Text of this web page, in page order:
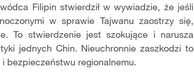
Filipin stwierdził w wywiadzie, że jeśli
w sprawie Tajwanu zaostrzy się,
To stwierdzenie jest szokujące i narusza
jednych Chin. Nieuchronnie zaszkodzi to
bezpieczeństwu regionalnemu.